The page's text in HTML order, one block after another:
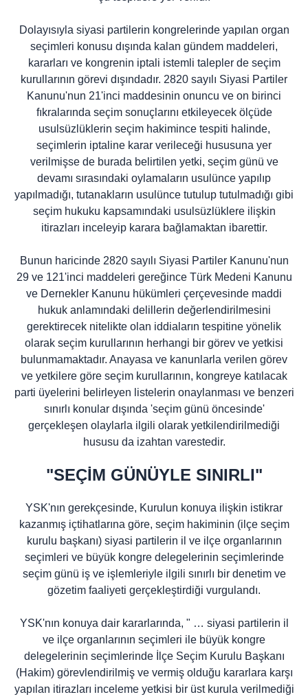
Dolayısıyla siyasi partilerin kongrelerinde yapılan organ
seçimleri konusu dışında kalan gündem maddeleri,
kararları ve kongrenin iptali istemli talepler de seçim
kurullarının görevi dışındadır. 2820 sayılı Siyasi Partiler
Kanunu'nun 21'inci maddesinin onuncu ve on birinci
fıkralarında seçim sonuçlarını etkileyecek ölçüde
usulsüzlüklerin seçim hakimince tespiti halinde,
seçimlerin iptaline karar verileceği hususuna yer
verilmişse de burada belirtilen yetki, seçim günü ve
devamı sırasındaki oylamaların usulünce yapılıp
yapılmadığı, tutanakların usulünce tutulup tutulmadığı gibi
seçim hukuku kapsamındaki usulsüzlüklere ilişkin
itirazları inceleyip karara bağlamaktan ibarettir.
Bunun haricinde 2820 sayılı Siyasi Partiler Kanunu'nun
29 ve 121'inci maddeleri gereğince Türk Medeni Kanunu
ve Dernekler Kanunu hükümleri çerçevesinde maddi
hukuk anlamındaki delillerin değerlendirilmesini
gerektirecek nitelikte olan iddiaların tespitine yönelik
olarak seçim kurullarının herhangi bir görev ve yetkisi
bulunmamaktadır. Anayasa ve kanunlarla verilen görev
ve yetkilere göre seçim kurullarının, kongreye katılacak
parti üyelerini belirleyen listelerin onaylanması ve benzeri
sınırlı konular dışında 'seçim günü öncesinde'
gerçekleşen olaylarla ilgili olarak yetkilendirilmediği
hususu da izahtan varestedir.
"SEÇİM GÜNÜYLE SINIRLI"
YSK'nın gerekçesinde, Kurulun konuya ilişkin istikrar
kazanmış içtihatlarına göre, seçim hakiminin (ilçe seçim
kurulu başkanı) siyasi partilerin il ve ilçe organlarının
seçimleri ve büyük kongre delegelerinin seçimlerinde
seçim günü iş ve işlemleriyle ilgili sınırlı bir denetim ve
gözetim faaliyeti gerçekleştirdiği vurgulandı.
YSK'nın konuya dair kararlarında, " … siyasi partilerin il
ve ilçe organlarının seçimleri ile büyük kongre
delegelerinin seçimlerinde İlçe Seçim Kurulu Başkanı
(Hakim) görevlendirilmiş ve vermiş olduğu kararlara karşı
yapılan itirazları inceleme yetkisi bir üst kurula verilmediği